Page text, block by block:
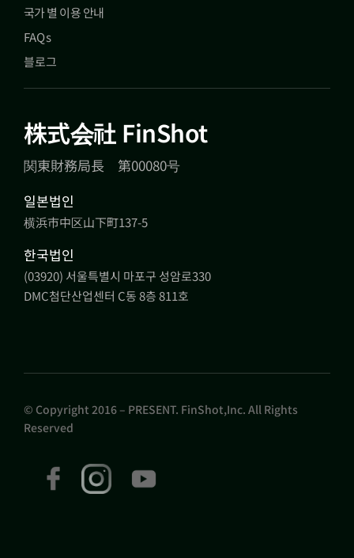
국가 별 이용 안내
FAQs
블로그
株式会社 FinShot
関東財務局長 第00080号
일본법인
横浜市中区山下町137-5
한국법인
(03920) 서울특별시 마포구 성암로330
DMC첨단산업센터 C동 8층 811호
© Copyright 2016 – PRESENT. FinShot,Inc. All Rights
Reserved